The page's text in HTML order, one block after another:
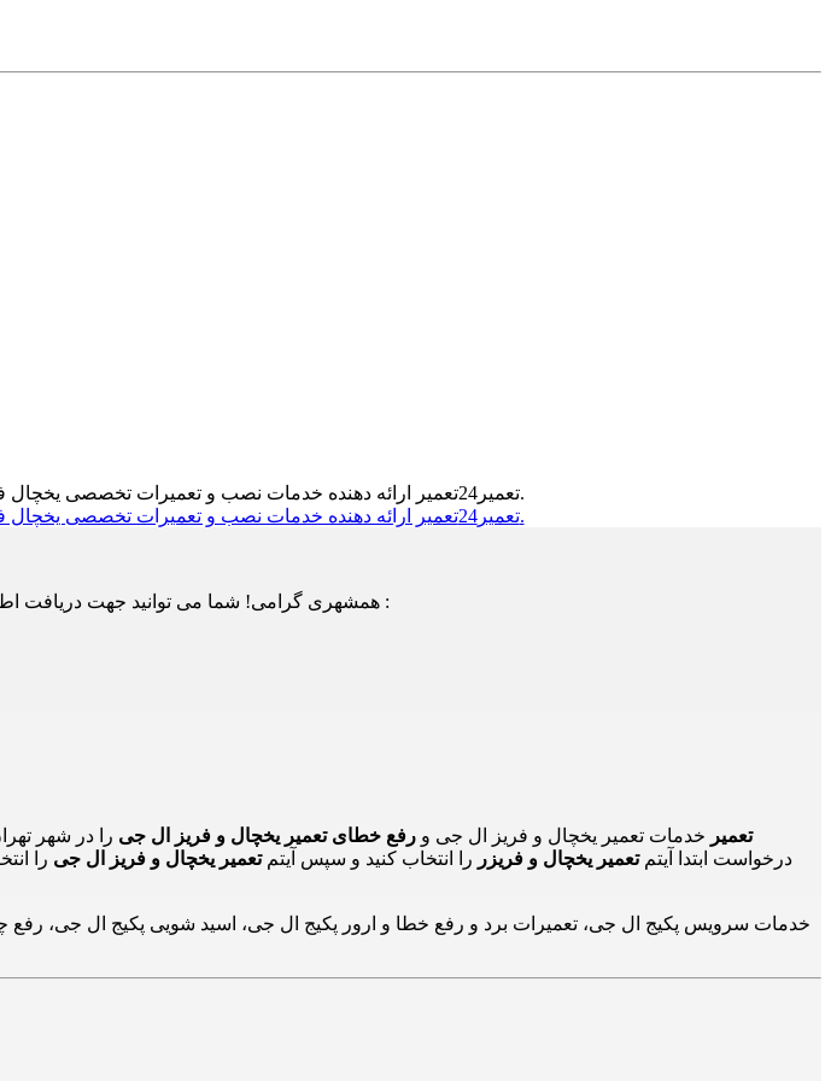
همشهری گرامی! شما می توانید جهت دریافت اطلاعات، سوالات و یا درخواست اعزام تعمیرکار/سرویسکار با شماره های ذیل نیز تماس حاصل فرمایید :
24تعمیر خدمات تعمیر یخچال و فریز ال جی و رفع خطای تعمیر یخچال و فریز ال جی را در شهر
درخواست ابتدا آیتمتعمیر یخچال و فریزر را انتخاب کنید و سپس آیتمتعمیر یخچال و فریز ال جی را
خدمات سرویس پکیج ال جی، تعمیرات برد و رفع خطا و ارور پکیج ال جی، اسید شویی پکیج ال جی، رفع